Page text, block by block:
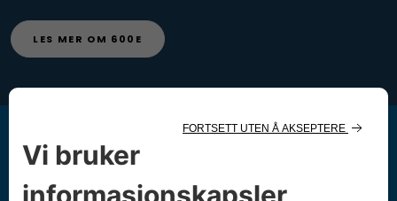
LES MER OM 600E
Noe mer du lurer på?